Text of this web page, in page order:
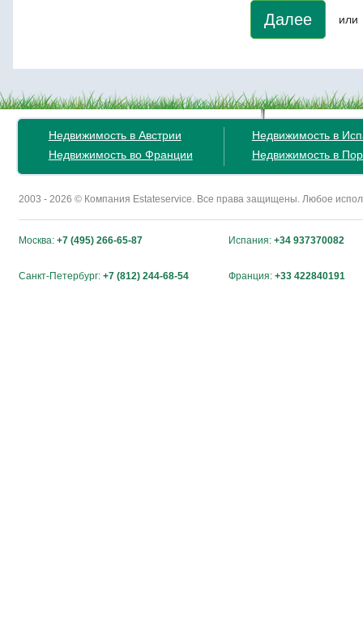
Далее или
Недвижимость в Австрии
Недвижимость во Франции
Недвижимость в
Недвижимость в
2003 - 2026 © Компания Estateservice. Все права защищены. Любое
Москва: +7 (495) 266-65-87 Испания: +34 937370082
Санкт-Петербург: +7 (812) 244-68-54 Франция: +33 422840191